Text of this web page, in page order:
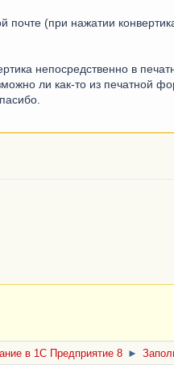
(при нажатии
непосредственно в
ли как-то из печатной
в 1С Предприятие 8 ►